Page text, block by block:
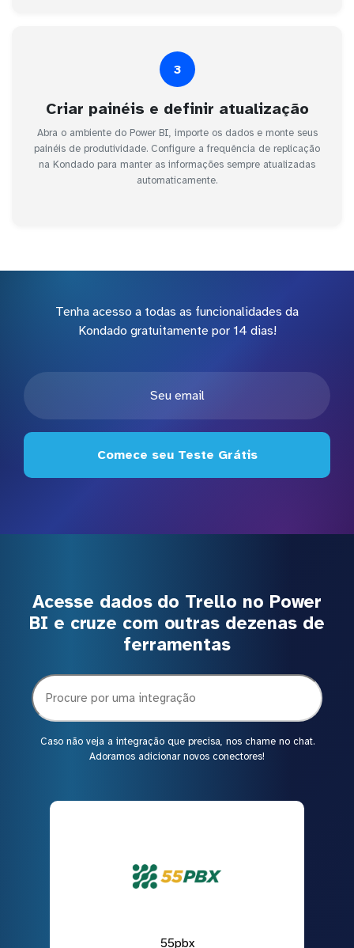
3
Criar painéis e definir atualização
Abra o ambiente do Power BI, importe os dados e monte seus
painéis de produtividade. Configure a frequência de replicação
na Kondado para manter as informações sempre atualizadas
automaticamente.
Tenha acesso a todas as funcionalidades da
Kondado gratuitamente por 14 dias!
Comece seu Teste Grátis
Acesse dados do Trello no Power
BI e cruze com outras dezenas de
ferramentas
Caso não veja a integração que precisa, nos chame no chat.
Adoramos adicionar novos conectores!
55pbx